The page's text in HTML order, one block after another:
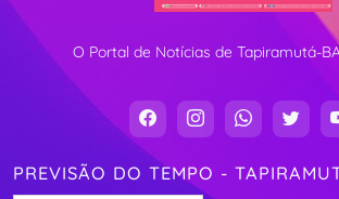
O Portal de Notícias de Tapiramutá-
PREVISÃO DO TEMPO -